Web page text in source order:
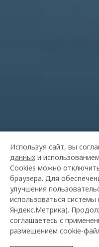
от 2
Используя сайт, вы
данных и
Cookies можно
браузера. Для
улучшения
использоваться
Яндекс.Метрика).
соглашаетесь с
размещением cookie-